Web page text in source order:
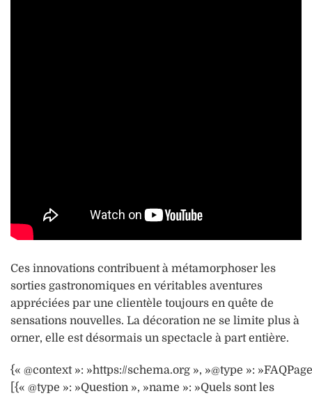
Ces innovations contribuent à métamorphoser les
sorties gastronomiques en véritables aventures
appréciées par une clientèle toujours en quête de
sensations nouvelles. La décoration ne se limite plus à
orner, elle est désormais un spectacle à part entière.
{« @context »: »https://schema.org », »@type »:
[{« @type »: »Question », »name »: »Quels sont les